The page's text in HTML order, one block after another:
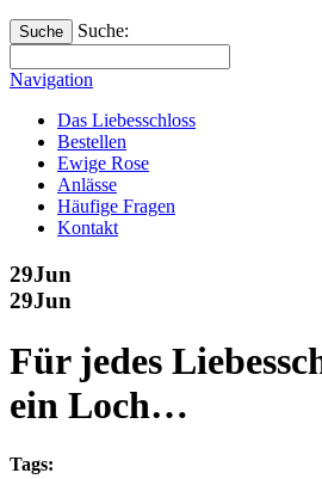
Suche Suche:
Navigation
Das Liebesschloss
Bestellen
Ewige Rose
Anlässe
Häufige Fragen
Kontakt
29Jun
29Jun
Für jedes
ein Loch…
Tags: